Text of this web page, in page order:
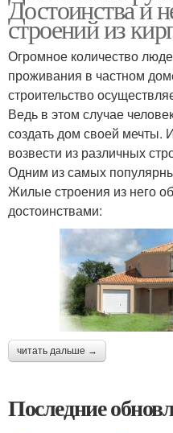
Достоинства и
строений из
Огромное количество
проживания в частном
строительство
Ведь в этом случае
создать дом своей
возвести из различных
Одним из самых
Жилые строения из него
достоинствами:
читать дальше →
Последние